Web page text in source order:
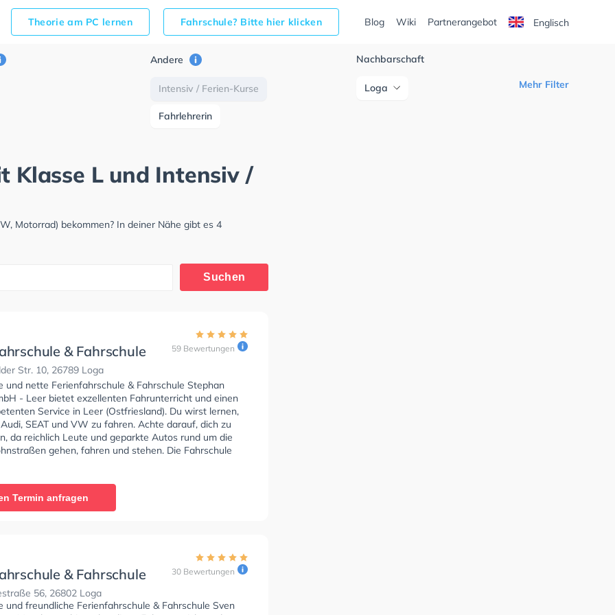
Theorie am PC lernen Fahrschule? Bitte hier klicken Blog Wiki Partnerangebot Englisch
Andere
Intensiv / Ferien-Kurse
Fahrlehrerin
Nachbarschaft
Loga Mehr Filter
Klasse L und Intensiv /
Motorrad) bekommen? In deiner Nähe gibt es 4
Suchen
& Fahrschule
Freitag GmbH - Leer
Str. 10, 26789 Loga
59 Bewertungen
und nette Ferienfahrschule & Fahrschule Stephan
- Leer bietet exzellenten Fahrunterricht und einen
Service in Leer (Ostfriesland). Du wirst lernen,
SEAT und VW zu fahren. Achte darauf, dich zu
da reichlich Leute und geparkte Autos rund um die
gehen, fahren und stehen. Die Fahrschule
Bedingungen um deine Klasse A1, Klasse B,
Klasse C1E, Klasse C, Klasse CE, Klasse L, Klasse T
- Prüfbescheinigung zu erhalten. In der Ferienfahrschule
Stephan Freitag GmbH - Leer Sie können einen
Termin anfragen
& Fahrschule
- Veenhusen
56, 26802 Loga
30 Bewertungen
und freundliche Ferienfahrschule & Fahrschule Sven